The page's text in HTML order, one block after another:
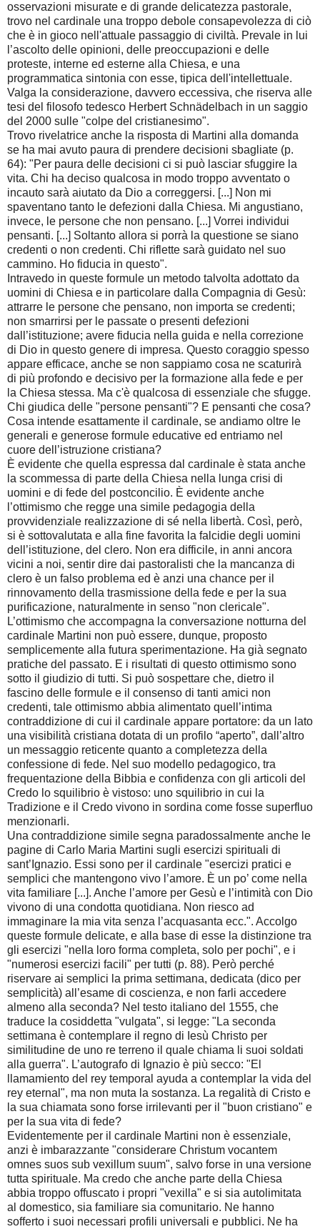
osservazioni misurate e di grande delicatezza pastorale,
trovo nel cardinale una troppo debole consapevolezza di ciò
che è in gioco nell'attuale passaggio di civiltà. Prevale in lui
l’ascolto delle opinioni, delle preoccupazioni e delle
proteste, interne ed esterne alla Chiesa, e una
programmatica sintonia con esse, tipica dell'intellettuale.
Valga la considerazione, davvero eccessiva, che riserva alle
tesi del filosofo tedesco Herbert Schnädelbach in un saggio
del 2000 sulle "colpe del cristianesimo".
Trovo rivelatrice anche la risposta di Martini alla domanda
se ha mai avuto paura di prendere decisioni sbagliate (p.
64): "Per paura delle decisioni ci si può lasciar sfuggire la
vita. Chi ha deciso qualcosa in modo troppo avventato o
incauto sarà aiutato da Dio a correggersi. [...] Non mi
spaventano tanto le defezioni dalla Chiesa. Mi angustiano,
invece, le persone che non pensano. [...] Vorrei individui
pensanti. [...] Soltanto allora si porrà la questione se siano
credenti o non credenti. Chi riflette sarà guidato nel suo
cammino. Ho fiducia in questo".
Intravedo in queste formule un metodo talvolta adottato da
uomini di Chiesa e in particolare dalla Compagnia di Gesù:
attrarre le persone che pensano, non importa se credenti;
non smarrirsi per le passate o presenti defezioni
dall’istituzione; avere fiducia nella guida e nella correzione
di Dio in questo genere di impresa. Questo coraggio spesso
appare efficace, anche se non sappiamo cosa ne scaturirà
di più profondo e decisivo per la formazione alla fede e per
la Chiesa stessa. Ma c'è qualcosa di essenziale che sfugge.
Chi giudica delle "persone pensanti"? E pensanti che cosa?
Cosa intende esattamente il cardinale, se andiamo oltre le
generali e generose formule educative ed entriamo nel
cuore dell’istruzione cristiana?
È evidente che quella espressa dal cardinale è stata anche
la scommessa di parte della Chiesa nella lunga crisi di
uomini e di fede del postconcilio. È evidente anche
l’ottimismo che regge una simile pedagogia della
provvidenziale realizzazione di sé nella libertà. Così, però,
si è sottovalutata e alla fine favorita la falcidie degli uomini
dell’istituzione, del clero. Non era difficile, in anni ancora
vicini a noi, sentir dire dai pastoralisti che la mancanza di
clero è un falso problema ed è anzi una chance per il
rinnovamento della trasmissione della fede e per la sua
purificazione, naturalmente in senso "non clericale".
L’ottimismo che accompagna la conversazione notturna del
cardinale Martini non può essere, dunque, proposto
semplicemente alla futura sperimentazione. Ha già segnato
pratiche del passato. E i risultati di questo ottimismo sono
sotto il giudizio di tutti. Si può sospettare che, dietro il
fascino delle formule e il consenso di tanti amici non
credenti, tale ottimismo abbia alimentato quell’intima
contraddizione di cui il cardinale appare portatore: da un lato
una visibilità cristiana dotata di un profilo “aperto”, dall’altro
un messaggio reticente quanto a completezza della
confessione di fede. Nel suo modello pedagogico, tra
frequentazione della Bibbia e confidenza con gli articoli del
Credo lo squilibrio è vistoso: uno squilibrio in cui la
Tradizione e il Credo vivono in sordina come fosse superfluo
menzionarli.
Una contraddizione simile segna paradossalmente anche le
pagine di Carlo Maria Martini sugli esercizi spirituali di
sant’Ignazio. Essi sono per il cardinale "esercizi pratici e
semplici che mantengono vivo l’amore. È un po’ come nella
vita familiare [...]. Anche l’amore per Gesù e l’intimità con Dio
vivono di una condotta quotidiana. Non riesco ad
immaginare la mia vita senza l’acquasanta ecc.". Accolgo
queste formule delicate, e alla base di esse la distinzione tra
gli esercizi "nella loro forma completa, solo per pochi", e i
"numerosi esercizi facili" per tutti (p. 88). Però perché
riservare ai semplici la prima settimana, dedicata (dico per
semplicità) all’esame di coscienza, e non farli accedere
almeno alla seconda? Nel testo italiano del 1555, che
traduce la cosiddetta "vulgata", si legge: "La seconda
settimana è contemplare il regno di Iesù Christo per
similitudine de uno re terreno il quale chiama li suoi soldati
alla guerra". L’autografo di Ignazio è più secco: "El
llamamiento del rey temporal ayuda a contemplar la vida del
rey eternal", ma non muta la sostanza. La regalità di Cristo e
la sua chiamata sono forse irrilevanti per il "buon cristiano" e
per la sua vita di fede?
Evidentemente per il cardinale Martini non è essenziale,
anzi è imbarazzante "considerare Christum vocantem
omnes suos sub vexillum suum", salvo forse in una versione
tutta spirituale. Ma credo che anche parte della Chiesa
abbia troppo offuscato i propri "vexilla" e si sia autolimitata
al domestico, sia familiare sia comunitario. Ne hanno
sofferto i suoi necessari profili universali e pubblici. Ne ha